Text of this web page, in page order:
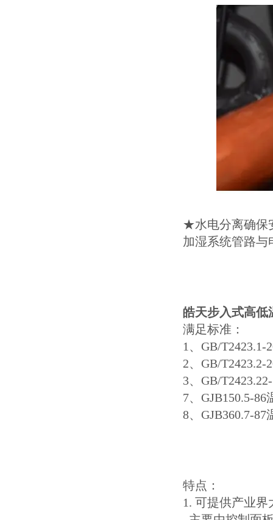
★水电分离确保
加湿系统管路与
皓天步入式高低
满足标准：
1、GB/T2423.1-
2、GB/T2423.2-
3、GB/
7、GJB150.5-
8、GJB360.7-
特点：
1. 可提供产业